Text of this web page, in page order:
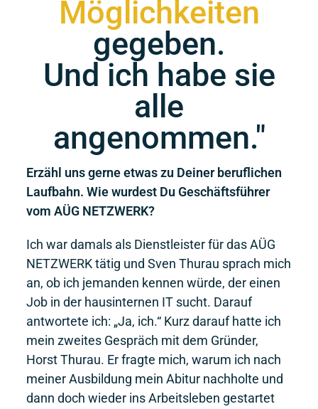
Möglichkeiten
gegeben.
Und ich habe sie
alle
angenommen."
Erzähl uns gerne etwas zu Deiner beruflichen
Laufbahn. Wie wurdest Du Geschäftsführer
vom AÜG NETZWERK?
Ich war damals als Dienstleister für das AÜG
NETZWERK tätig und Sven Thurau sprach mich
an, ob ich jemanden kennen würde, der einen
Job in der hausinternen IT sucht. Darauf
antwortete ich: „Ja, ich.“ Kurz darauf hatte ich
mein zweites Gespräch mit dem Gründer,
Horst Thurau. Er fragte mich, warum ich nach
meiner Ausbildung mein Abitur nachholte und
dann doch wieder ins Arbeitsleben gestartet